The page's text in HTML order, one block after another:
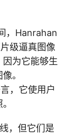
，Hanrahan
级逼真图像
为它能够生
。
，它使用户
，但它们是